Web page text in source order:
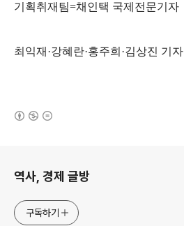
기획취재팀=채인택 국제전문기자
최익재 ·강혜란·홍주희 ·김상진 기자
역사, 경제 글방
구독하기